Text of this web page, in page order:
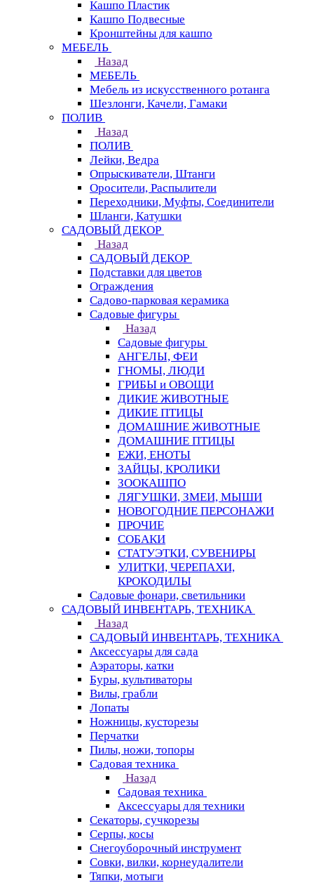
Кашпо Пластик
Кашпо Подвесные
Кронштейны для кашпо
МЕБЕЛЬ
Назад
МЕБЕЛЬ
Мебель из искусственного ротанга
Шезлонги, Качели, Гамаки
ПОЛИВ
Назад
ПОЛИВ
Лейки, Ведра
Опрыскиватели, Штанги
Оросители, Распылители
Переходники, Муфты, Соединители
Шланги, Катушки
САДОВЫЙ ДЕКОР
Назад
САДОВЫЙ ДЕКОР
Подставки для цветов
Ограждения
Садово-парковая керамика
Садовые фигуры
Назад
Садовые фигуры
АНГЕЛЫ, ФЕИ
ГНОМЫ, ЛЮДИ
ГРИБЫ и ОВОЩИ
ДИКИЕ ЖИВОТНЫЕ
ДИКИЕ ПТИЦЫ
ДОМАШНИЕ ЖИВОТНЫЕ
ДОМАШНИЕ ПТИЦЫ
ЕЖИ, ЕНОТЫ
ЗАЙЦЫ, КРОЛИКИ
ЗООКАШПО
ЛЯГУШКИ, ЗМЕИ, МЫШИ
НОВОГОДНИЕ ПЕРСОНАЖИ
ПРОЧИЕ
СОБАКИ
СТАТУЭТКИ, СУВЕНИРЫ
УЛИТКИ, ЧЕРЕПАХИ,
КРОКОДИЛЫ
Садовые фонари, светильники
САДОВЫЙ ИНВЕНТАРЬ, ТЕХНИКА
Назад
САДОВЫЙ ИНВЕНТАРЬ, ТЕХНИКА
Аксессуары для сада
Аэраторы, катки
Буры, культиваторы
Вилы, грабли
Лопаты
Ножницы, кусторезы
Перчатки
Пилы, ножи, топоры
Садовая техника
Назад
Садовая техника
Аксессуары для техники
Секаторы, сучкорезы
Серпы, косы
Снегоуборочный инструмент
Совки, вилки, корнеудалители
Тяпки, мотыги